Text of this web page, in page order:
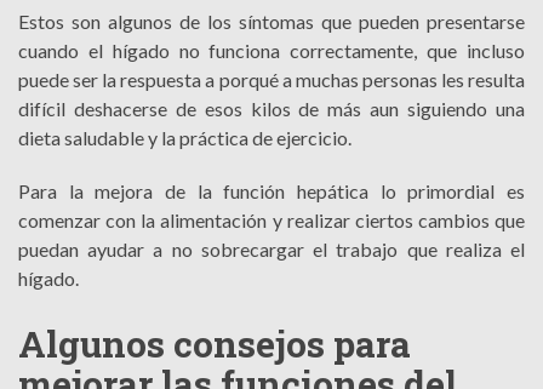
Estos son algunos de los síntomas que pueden presentarse
cuando el hígado no funciona correctamente, que incluso
puede ser la respuesta a porqué a muchas personas les resulta
difícil deshacerse de esos kilos de más aun siguiendo una
dieta saludable y la práctica de ejercicio.
Para la mejora de la función hepática lo primordial es
comenzar con la alimentación y realizar ciertos cambios que
puedan ayudar a no sobrecargar el trabajo que realiza el
hígado.
Algunos consejos para